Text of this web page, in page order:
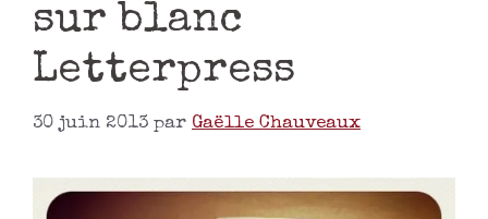
sur blanc
Letterpress
30 juin 2013 par Gaëlle Chauveaux